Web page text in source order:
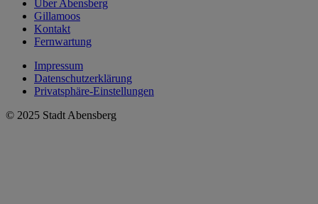
Über Abensberg
Gillamoos
Kontakt
Fernwartung
Impressum
Datenschutzerklärung
Privatsphäre-Einstellungen
© 2025 Stadt Abensberg